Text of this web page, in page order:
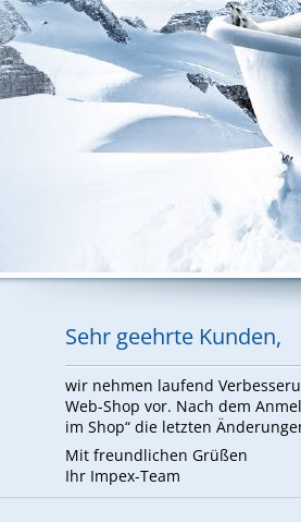
Sehr ge­ehr­te Kun­den,
wir neh­men lau­fend
Web-Shop vor. Nach dem
im Shop“ die letz­ten
Mit freund­li­chen Grü­ßen
Ihr Im­pex-Team